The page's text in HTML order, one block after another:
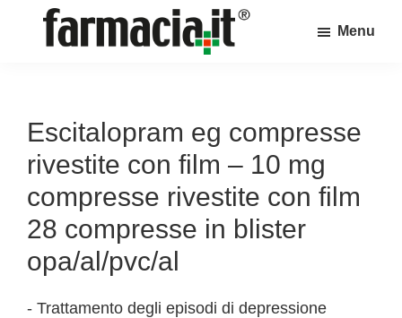
sul
mondo
della
farmacia
online
Menu
Escitalopram eg compresse
rivestite con film – 10 mg
compresse rivestite con film
28 compresse in blister
opa/al/pvc/al
- Trattamento degli episodi di depressione